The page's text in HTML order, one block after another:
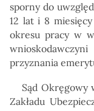
sporny do
12 lat i 8
okresu pracy w
przyznania
Sąd Okręgowy
Zakładu